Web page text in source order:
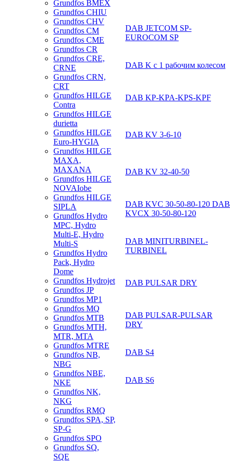
Grundfos BMEX
Grundfos CHIU
Grundfos CHV
Grundfos CM
Grundfos CME
Grundfos CR
Grundfos CRE,
CRNE
Grundfos CRN,
CRT
Grundfos HILGE
Contra
Grundfos HILGE
durietta
Grundfos HILGE
Euro-HYGIA
Grundfos HILGE
MAXA,
MAXANA
Grundfos HILGE
NOVAIobe
Grundfos HILGE
SIPLA
Grundfos Hydro
MPC, Hydro
Multi-E, Hydro
Multi-S
Grundfos Hydro
Pack, Hydro
Dome
Grundfos Hydrojet
Grundfos JP
Grundfos MP1
Grundfos MQ
Grundfos MTB
Grundfos MTH,
MTR, MTA
Grundfos MTRE
Grundfos NB,
NBG
Grundfos NBE,
NKE
Grundfos NK,
NKG
Grundfos RMQ
Grundfos SPA, SP,
SP-G
Grundfos SPO
Grundfos SQ,
SQE
DAB JETCOM SP-
EUROCOM SP
DAB K с 1 рабочим колесом
DAB KP-KPA-KPS-KPF
DAB KV 3-6-10
DAB KV 32-40-50
DAB KVC 30-50-80-120 DAB
KVCX 30-50-80-120
DAB MINITURBINEL-
TURBINEL
DAB PULSAR DRY
DAB PULSAR-PULSAR
DRY
DAB S4
DAB S6